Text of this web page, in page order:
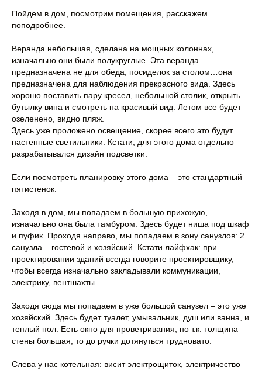
Пойдем в дом, посмотрим помещения, расскажем
поподробнее.
Веранда небольшая, сделана на мощных колоннах,
изначально они были полукруглые. Эта веранда
предназначена не для обеда, посиделок за столом…она
предназначена для наблюдения прекрасного вида. Здесь
хорошо поставить пару кресел, небольшой столик, открыть
бутылку вина и смотреть на красивый вид. Летом все будет
озеленено, видно пляж.
Здесь уже проложено освещение, скорее всего это будут
настенные светильники. Кстати, для этого дома отдельно
разрабатывался дизайн подсветки.
Если посмотреть планировку этого дома – это стандартный
пятистенок.
Заходя в дом, мы попадаем в большую прихожую,
изначально она была тамбуром. Здесь будет ниша под шкаф
и пуфик. Проходя направо, мы попадаем в зону санузлов: 2
санузла – гостевой и хозяйский. Кстати лайфхак: при
проектировании зданий всегда говорите проектировщику,
чтобы всегда изначально закладывали коммуникации,
электрику, вентшахты.
Заходя сюда мы попадаем в уже большой санузел – это уже
хозяйский. Здесь будет туалет, умывальник, душ или ванна, и
теплый пол. Есть окно для проветривания, но т.к. толщина
стены большая, то до ручки дотянуться трудновато.
Слева у нас котельная: висит электрощиток, электричество